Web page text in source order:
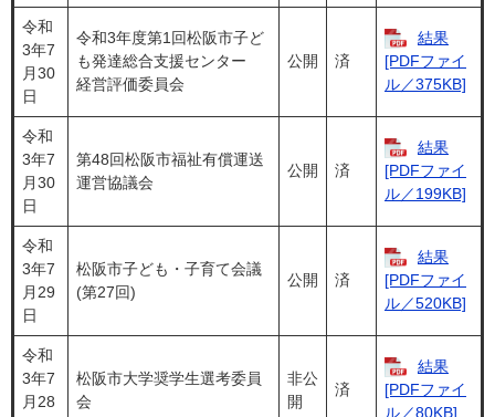
令和
3年7
月30
日
令和3年度第1回松阪市子ど
も発達総合支援センター
経営評価委員会
公開 済
結果
[PDFファイ
ル／375KB]
令和
3年7
月30
日
第48回松阪市福祉有償運送
運営協議会
公開 済
結果
[PDFファイ
ル／199KB]
令和
3年7
月29
日
松阪市子ども・子育て会議
(第27回)
公開 済
結果
[PDFファイ
ル／520KB]
令和
3年7
月28
松阪市大学奨学生選考委員
会
非公
開
済
結果
[PDFファイ
ル／80KB]